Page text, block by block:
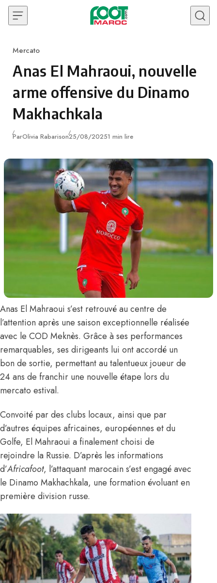
Skip to content
Category
Mercato
Anas El Mahraoui, nouvelle
arme offensive du Dinamo
Makhachkala
ParOlivia RabarisonPublié
25/08/20251 min lire
Anas El Mahraoui s’est retrouvé au centre de
l’attention après une saison exceptionnelle réalisée
avec le COD Meknès. Grâce à ses performances
remarquables, ses dirigeants lui ont accordé un
bon de sortie, permettant au talentueux joueur de
24 ans de franchir une nouvelle étape lors du
mercato estival.
Convoité par des clubs locaux, ainsi que par
d’autres équipes africaines, européennes et du
Golfe, El Mahraoui a finalement choisi de
rejoindre la Russie. D’après les informations
d’Africafoot, l’attaquant marocain s’est engagé avec
le Dinamo Makhachkala, une formation évoluant en
première division russe.